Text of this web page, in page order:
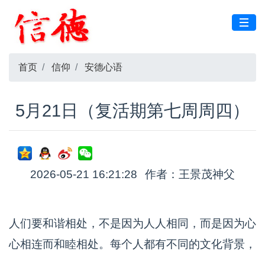
首页 信仰 安德心语
5月21日（复活期第七周周四）
2026-05-21 16:21:28 作者：王景茂神父
人们要和谐相处，不是因为人人相同，而是因为心
心相连而和睦相处。每个人都有不同的文化背景，